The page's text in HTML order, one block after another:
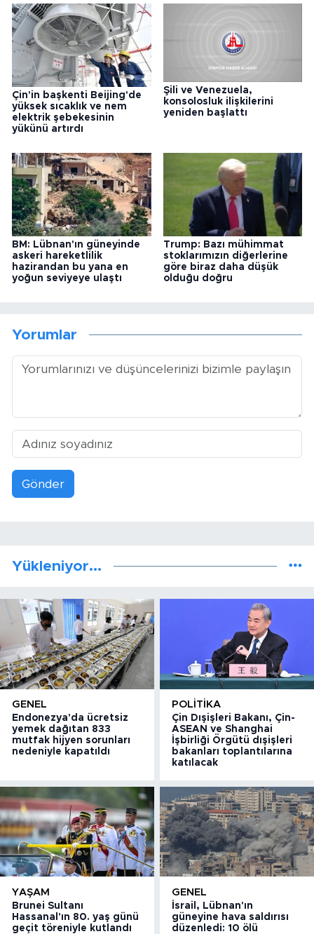
Çin'in başkenti Beijing'de
yüksek sıcaklık ve nem
elektrik şebekesinin
yükünü artırdı
Şili ve Venezuela,
konsolosluk ilişkilerini
yeniden başlattı
BM: Lübnan'ın güneyinde
askeri hareketlilik
hazirandan bu yana en
yoğun seviyeye ulaştı
Trump: Bazı mühimmat
stoklarımızın diğerlerine
göre biraz daha düşük
olduğu doğru
Yorumlar
Gönder
Yükleniyor...
GENEL
Endonezya'da ücretsiz
yemek dağıtan 833
mutfak hijyen sorunları
nedeniyle kapatıldı
POLITIKA
Çin Dışişleri Bakanı, Çin-
ASEAN ve Shanghai
İşbirliği Örgütü dışişleri
bakanları toplantılarına
katılacak
YAŞAM
Brunei Sultanı
Hassanal'ın 80. yaş günü
geçit töreniyle kutlandı
GENEL
İsrail, Lübnan'ın
güneyine hava saldırısı
düzenledi: 10 ölü